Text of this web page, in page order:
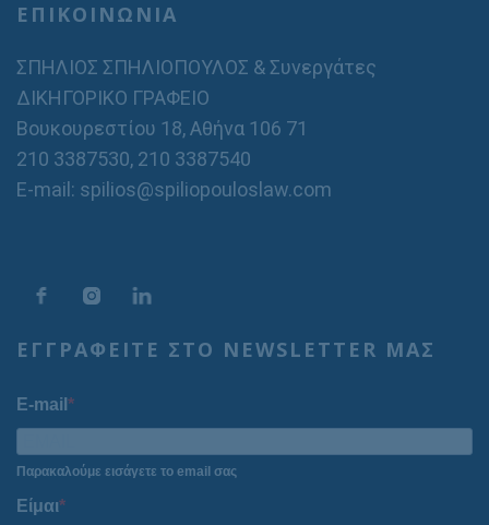
ΕΠΙΚΟΙΝΩΝΙΑ
ΣΠΗΛΙΟΣ ΣΠΗΛΙΟΠΟΥΛΟΣ & Συνεργάτες
ΔΙΚΗΓΟΡΙΚΟ ΓΡΑΦΕΙΟ
Βουκουρεστίου 18, Αθήνα 106 71
210 3387530, 210 3387540
E-mail: spilios@spiliopouloslaw.com
ΕΓΓΡΑΦΕΙΤΕ ΣΤΟ NEWSLETTER ΜΑΣ
E-mail
Παρακαλούμε εισάγετε το email σας
Είμαι